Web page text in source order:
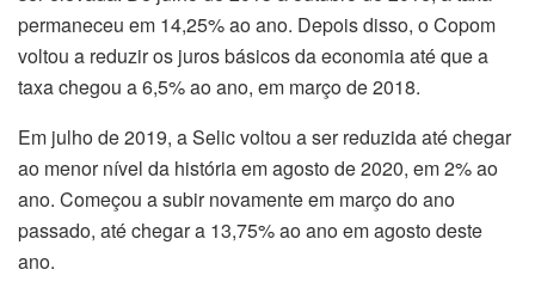
permaneceu em 14,25% ao ano. Depois disso, o Copom
voltou a reduzir os juros básicos da economia até que a
taxa chegou a 6,5% ao ano, em março de 2018.
Em julho de 2019, a Selic voltou a ser reduzida até chegar
ao menor nível da história em agosto de 2020, em 2% ao
ano. Começou a subir novamente em março do ano
passado, até chegar a 13,75% ao ano em agosto deste
ano.